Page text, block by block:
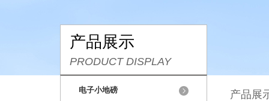
产品展示
PRODUCT DISPLAY
电子小地磅 产品展